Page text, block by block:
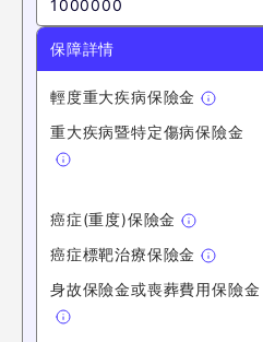
保障詳情
輕度重大疾病保險金
重大疾病暨特定傷病保險金
癌症(重度)保險金
癌症標靶治療保險金
身故保險金或喪葬費用保險金